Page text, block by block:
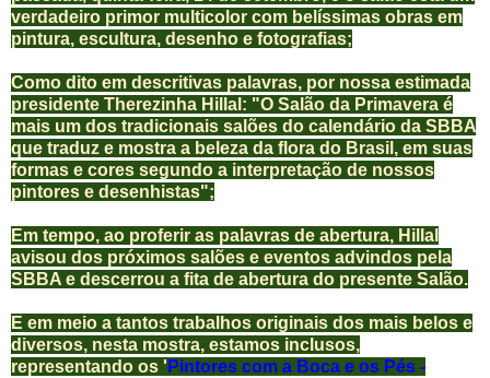
verdadeiro primor multicolor com belíssimas obras em
pintura, escultura, desenho e fotografias;
Como dito em descritivas palavras, por nossa estimada
presidente Therezinha Hillal: "O Salão da Primavera é
mais um dos tradicionais salões do calendário da SBBA
que traduz e mostra a beleza da flora do Brasil, em suas
formas e cores segundo a interpretação de nossos
pintores e desenhistas";
Em tempo, ao proferir as palavras de abertura, Hillal
avisou dos próximos salões e eventos advindos pela
SBBA e descerrou a fita de abertura do presente Salão.
E em meio a tantos trabalhos originais dos mais belos e
diversos, nesta mostra, estamos inclusos,
representando os ' Pintores com a Boca e os Pés -